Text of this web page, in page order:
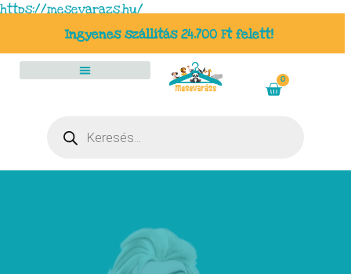
https://mesevarazs.hu/
Ingyenes szállítás 24.700 Ft felett!
0